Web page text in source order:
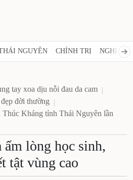
NGUYÊN CHÍNH TRỊ NGHỊ
tay xoa dịu nỗi đau da cam
đời thường
Kháng tỉnh Thái Nguyên lần
ấm lòng học sinh,
tật vùng cao